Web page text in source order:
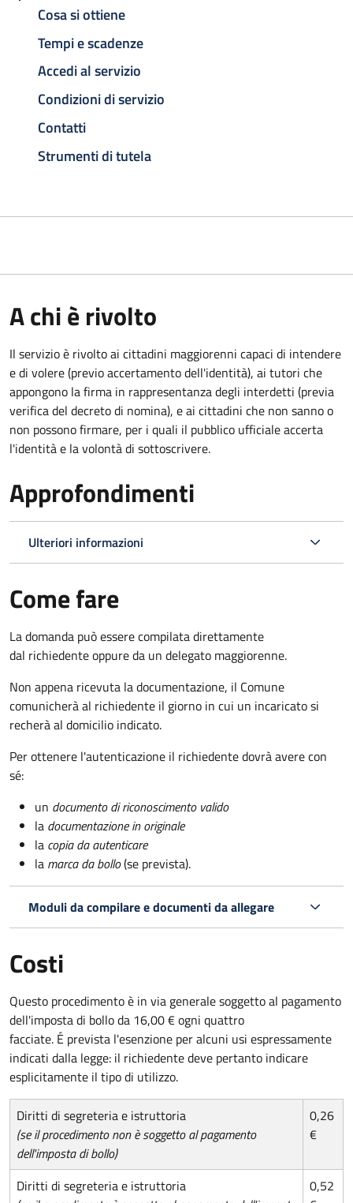
Cosa si ottiene
Tempi e scadenze
Accedi al servizio
Condizioni di servizio
Contatti
Strumenti di tutela
A chi è rivolto
Il servizio è rivolto ai cittadini maggiorenni capaci di intendere
e di volere (previo accertamento dell'identità), ai tutori che
appongono la firma in rappresentanza degli interdetti (previa
verifica del decreto di nomina), e ai cittadini che non sanno o
non possono firmare, per i quali il pubblico ufficiale accerta
l'identità e la volontà di sottoscrivere.
Approfondimenti
Ulteriori informazioni
Come fare
La domanda può essere compilata direttamente
dal richiedente oppure da un delegato maggiorenne.
Non appena ricevuta la documentazione, il Comune
comunicherà al richiedente il giorno in cui un incaricato si
recherà al domicilio indicato.
Per ottenere l'autenticazione il richiedente dovrà avere con
sé:
un documento di riconoscimento valido
la documentazione in originale
la copia da autenticare
la marca da bollo(se prevista).
Moduli da compilare e documenti da allegare
Costi
Questo procedimento è in via generale soggetto al pagamento
dell'imposta di bollo da 16,00 € ogni quattro
facciate. É prevista l'esenzione per alcuni usi espressamente
indicati dalla legge: il richiedente deve pertanto indicare
esplicitamente il tipo di utilizzo.
Diritti di segreteria e istruttoria
(se il procedimento non è soggetto al pagamento
dell'imposta di bollo)
0,26
€
Diritti di segreteria e istruttoria
0,52